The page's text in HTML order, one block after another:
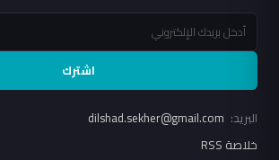
اشترك
البريد:
خلاصة RSS